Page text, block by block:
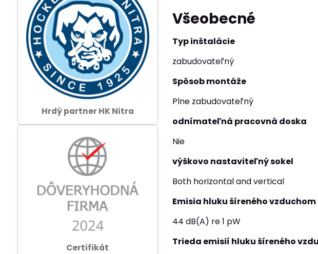
Všeobecné
Typ inštalácie
zabudovateľný
Spôsob montáže
Plne zabudovateľný
odnímateľná pracovná doska
Nie
výškovo nastaviteľný sokel
Both horizontal and vertical
Emisia hluku šíreného vzduchom
44 dB(A) re 1 pW
Trieda emisií hluku šíreného
Hrdý partner HK Nitra
Certifikát